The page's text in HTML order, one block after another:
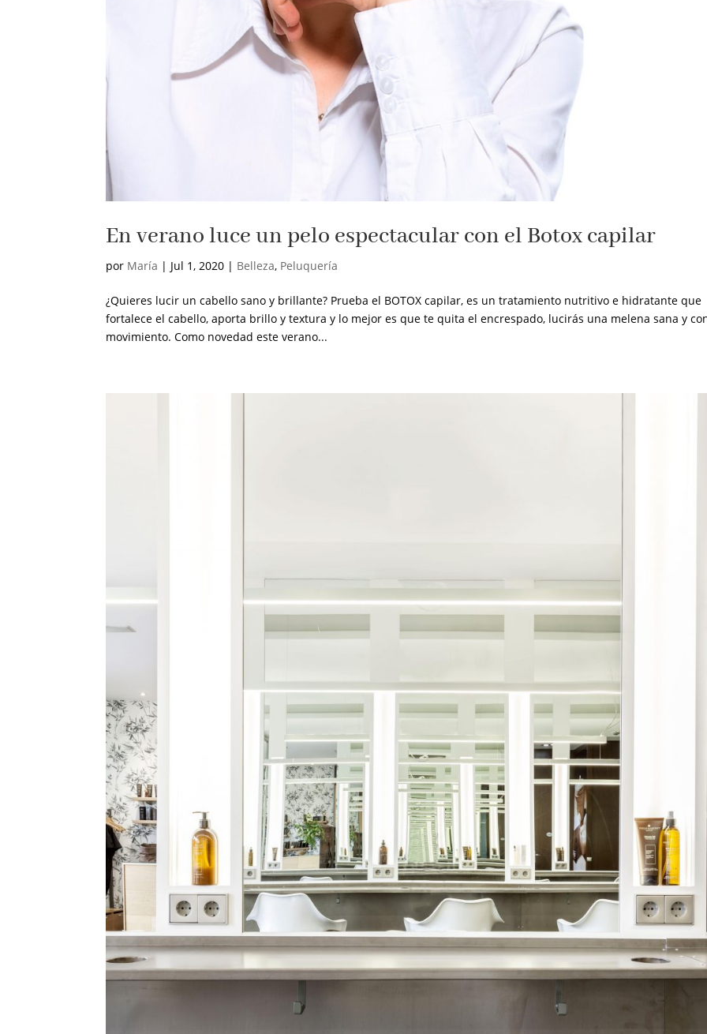
En verano luce un pelo espectacular con el Botox capilar
por María | Jul 1, 2020 | Belleza, Peluquería
¿Quieres lucir un cabello sano y brillante? Prueba el BOTOX capilar, es un tratamiento nutritivo e hidratante que
fortalece el cabello, aporta brillo y textura y lo mejor es que te quita el encrespado, lucirás una melena sana y
movimiento. Como novedad este verano...